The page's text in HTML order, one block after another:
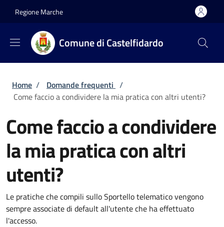
Regione Marche
Comune di Castelfidardo
Briciole di pane
Home / Domande frequenti /
Come faccio a condividere la mia pratica con altri utenti?
Come faccio a condividere
la mia pratica con altri
utenti?
Le pratiche che compili sullo Sportello telematico vengono
sempre associate di default all'utente che ha effettuato
l'accesso.